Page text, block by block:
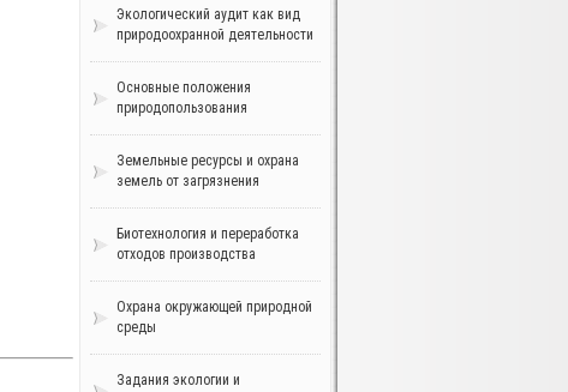
Экологический аудит как вид
природоохранной деятельности
Основные положения
природопользования
Земельные ресурсы и охрана
земель от загрязнения
Биотехнология и переработка
отходов производства
Охрана окружающей природной
среды
Задания экологии и